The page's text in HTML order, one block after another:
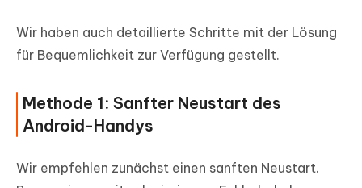
Wir haben auch detaillierte Schritte mit der Lösung
für Bequemlichkeit zur Verfügung gestellt.
Methode 1: Sanfter Neustart des
Android-Handys
Wir empfehlen zunächst einen sanften Neustart.